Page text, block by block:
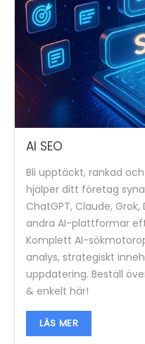
AI SEO
Bli upptäckt, rankad
hjälper ditt företag
ChatGPT, Claude,
andra AI-plattformar
Komplett AI-
analys, strategiskt
uppdatering. Beställ
& enkelt här!
LÄS MER